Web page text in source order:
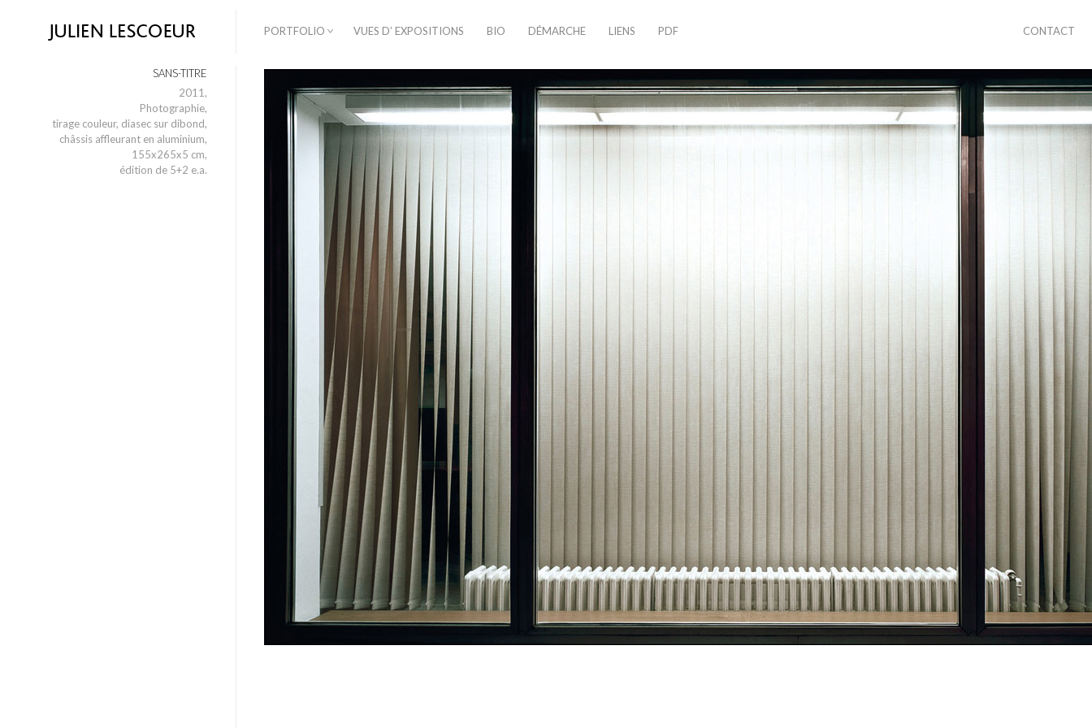
PORTFOLIO VUES D’ EXPOSITIONS BIO DÉMARCHE LIENS PDF CONTACT
SANS-TITRE
2011,
Photographie,
tirage couleur, diasec sur dibond,
châssis affleurant en aluminium,
155x265x5 cm,
édition de 5+2 e.a.